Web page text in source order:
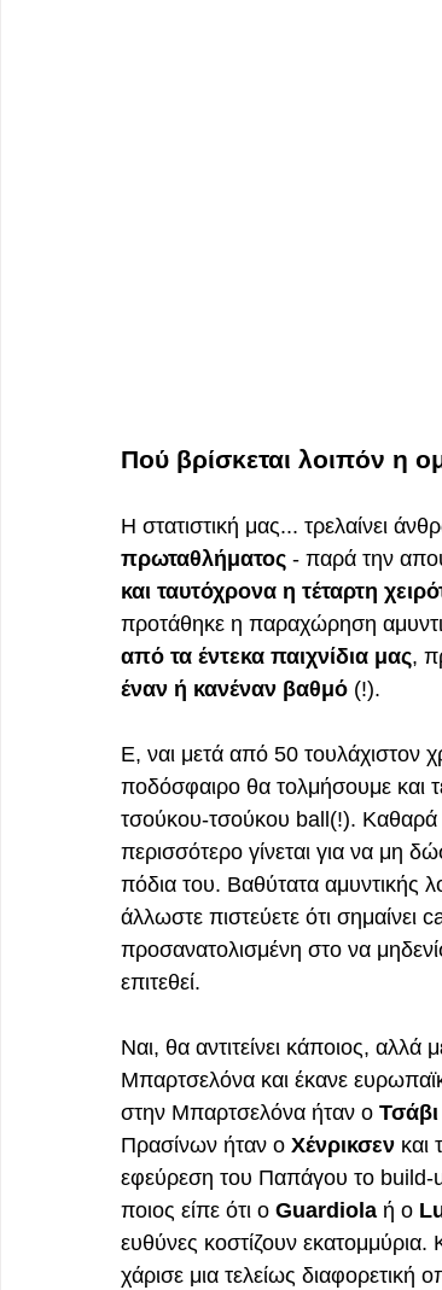
Πού βρίσκεται λοιπόν η
Η στατιστική μας... τρελαίνει
πρωταθλήματος - παρά την
και ταυτόχρονα η τέταρτη
προτάθηκε η παραχώρηση
από τα έντεκα παιχνίδια μας,
έναν ή κανέναν βαθμό (!).
Ε, ναι μετά από 50 τουλάχιστον
ποδόσφαιρο θα τολμήσουμε και
τσούκου-τσούκου ball(!).
περισσότερο γίνεται για να μη
πόδια του. Βαθύτατα αμυντικής
άλλωστε πιστεύετε ότι
προσανατολισμένη στο να
επιτεθεί.
Ναι, θα αντιτείνει κάποιος,
Μπαρτσελόνα και έκανε
στην Μπαρτσελόνα ήταν ο Τσάβι
Πρασίνων ήταν ο Χένρικσεν και
εφεύρεση του Παπάγου το build-
ποιος είπε ότι ο Guardiola ή ο
ευθύνες κοστίζουν
χάρισε μια τελείως διαφορετική